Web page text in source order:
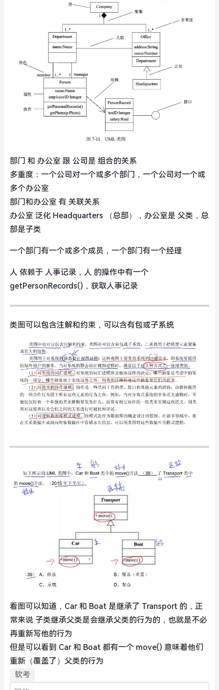
部门 和 办公室 跟 公司是 组合的关系
多重度：一个公司对一个或多个部门，一个公司对一个或
多个办公室
部门和办公室 有 关联关系
办公室 泛化 Headquarters （总部），办公室是 父类，总
部是子类
一个部门有一个或多个成员，一个部门有一个经理
人 依赖于 人事记录，人 的操作中有一个
getPersonRecords()，获取人事记录
类图可以包含注解和约束，可以含有包或子系统
看图可以知道，Car 和 Boat 是继承了 Transport 的，正
常来说 子类继承父类是会继承父类的行为的，也就是不必
再重新写他的行为
但是可以看到 Car 和 Boat 都有一个 move() 意味着他们
重新（覆盖了）父类的行为
软考